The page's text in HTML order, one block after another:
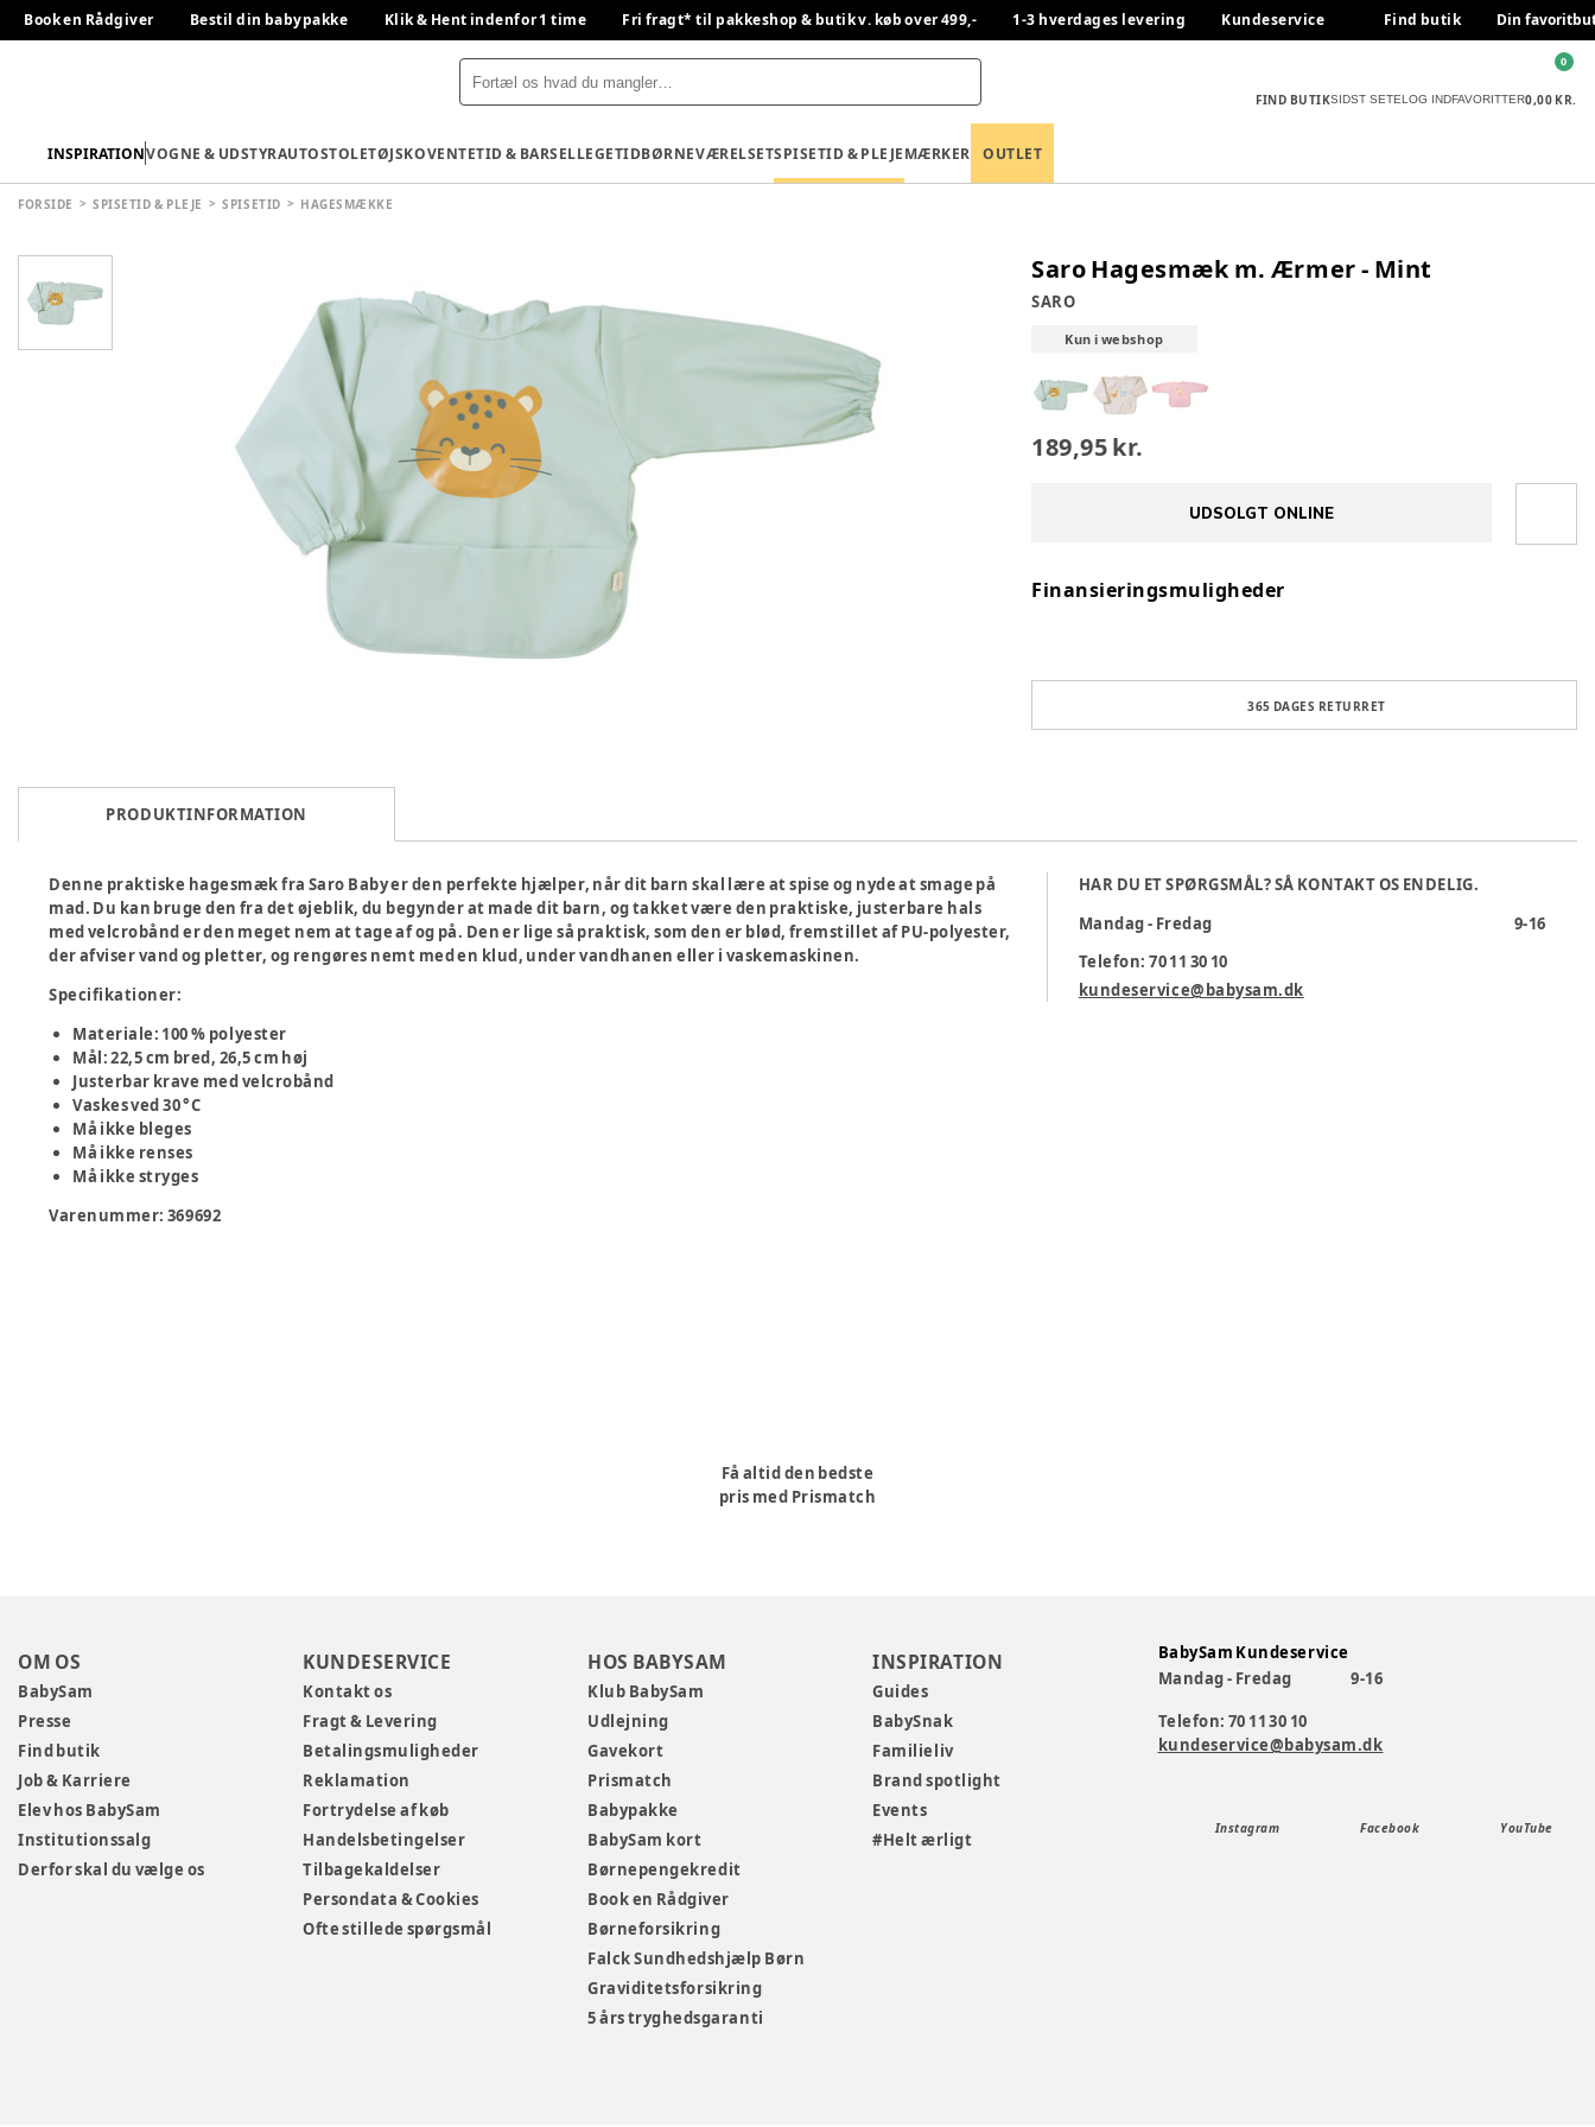
Book en Rådgiver Bestil din babypakke Klik & Hent indenfor 1 time Fri fragt* til pakkeshop & butik v. køb over 499,- 1-3 hverdages levering Kundeservice Find butik Din
FIND BUTIKSIDST SETELOG INDFAVORITTER0,00 KR.
0
INSPIRATIONVOGNE & UDSTYRAUTOSTOLETØJSKOVENTETID & BARSELLEGETIDBØRNEVÆRELSETSPISETID & PLEJEMÆRKER OUTLET
FORSIDE SPISETID & PLEJE SPISETID HAGESMÆKKE
Saro Hagesmæk m. Ærmer - Mint
SARO
Kun i webshop
189,95 kr.
UDSOLGT ONLINE
Finansieringsmuligheder
365 DAGES RETURRET
PRODUKTINFORMATION
Denne praktiske hagesmæk fra Saro Baby er den perfekte hjælper, når dit barn skal lære at spise og nyde at smage på
mad. Du kan bruge den fra det øjeblik, du begynder at made dit barn, og takket være den praktiske, justerbare hals
med velcrobånd er den meget nem at tage af og på. Den er lige så praktisk, som den er blød, fremstillet af PU-polyester,
der afviser vand og pletter, og rengøres nemt med en klud, under vandhanen eller i vaskemaskinen.
Specifikationer:
Materiale: 100 % polyester
Mål: 22,5 cm bred, 26,5 cm høj
Justerbar krave med velcrobånd
Vaskes ved 30 °C
Må ikke bleges
Må ikke renses
Må ikke stryges
Varenummer: 369692
HAR DU ET SPØRGSMÅL? SÅ KONTAKT OS ENDELIG.
Mandag - Fredag
9-16
Telefon: 70 11 30 10
kundeservice@babysam.dk
Få altid den bedste
pris med Prismatch
OM OS
BabySam
Presse
Find butik
Job & Karriere
Elev hos BabySam
Institutionssalg
Derfor skal du vælge os
KUNDESERVICE
Kontakt os
Fragt & Levering
Betalingsmuligheder
Reklamation
Fortrydelse af køb
Handelsbetingelser
Tilbagekaldelser
Persondata & Cookies
Ofte stillede spørgsmål
HOS BABYSAM
Klub BabySam
Udlejning
Gavekort
Prismatch
Babypakke
BabySam kort
Børnepengekredit
Book en Rådgiver
Børneforsikring
Falck Sundhedshjælp Børn
Graviditetsforsikring
5 års tryghedsgaranti
INSPIRATION
Guides
BabySnak
Familieliv
Brand spotlight
Events
#Helt ærligt
BabySam Kundeservice
Mandag - Fredag
9-16
Telefon: 70 11 30 10
kundeservice@babysam.dk
Instagram Facebook YouTube